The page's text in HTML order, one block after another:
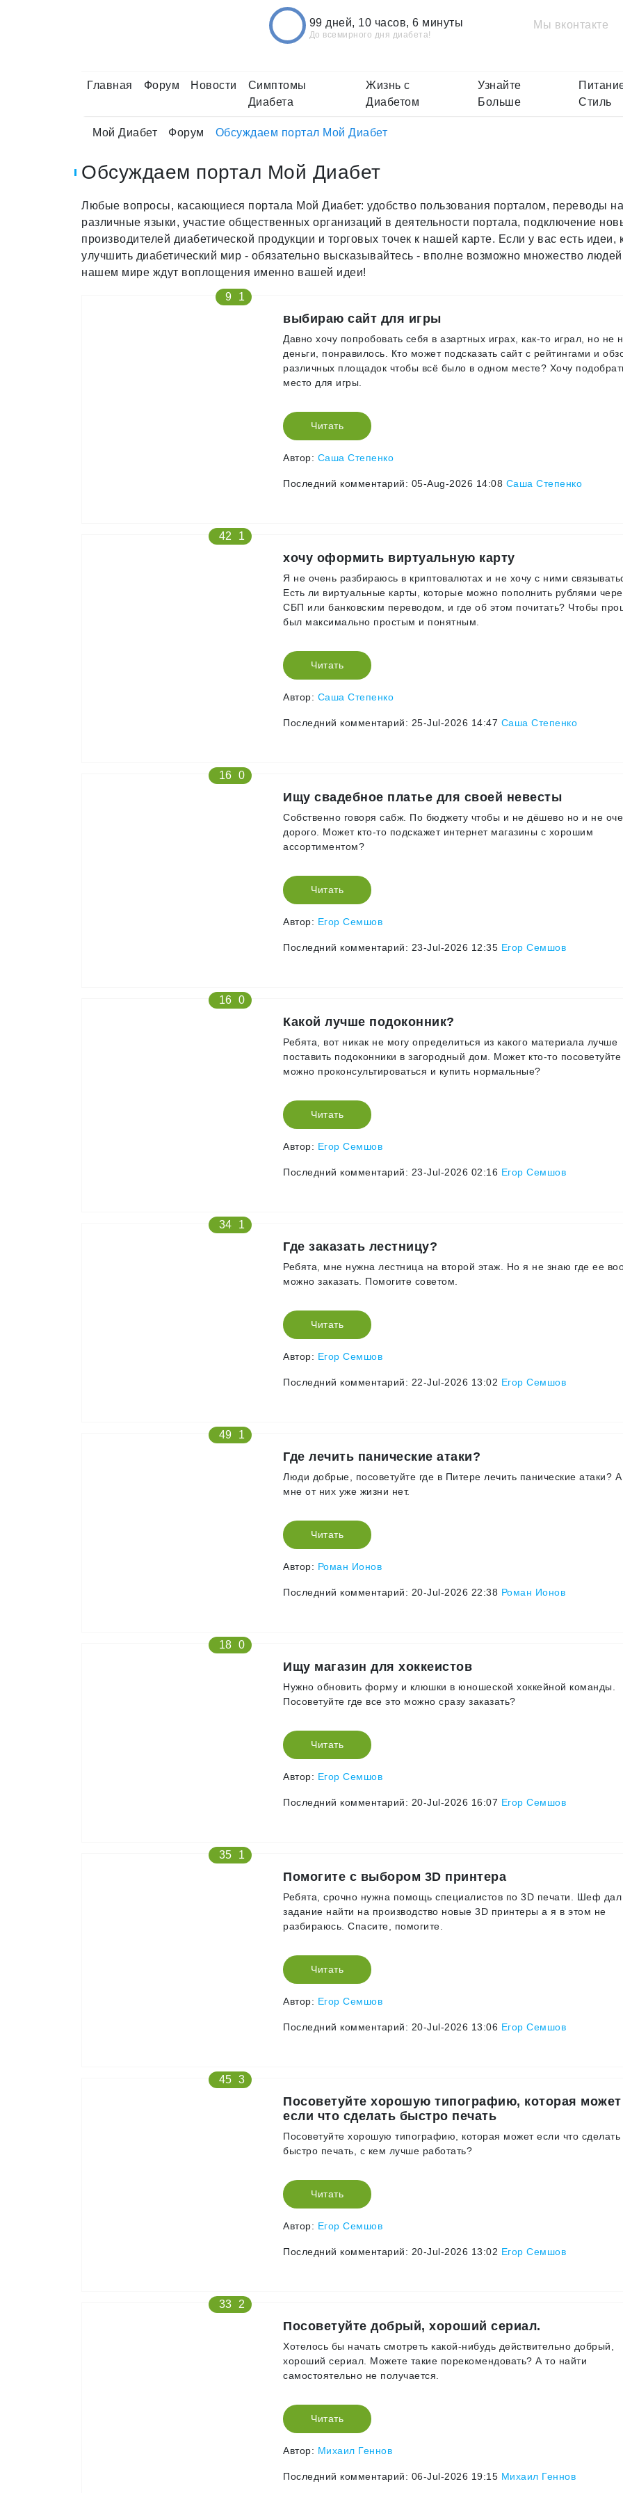
99 дней, 10 часов, 6 минуты
До всемирного дня диабета!
Мы вконтакте
Главная Форум Новости
Симптомы
Диабета
Жизнь с
Диабетом
Узнайте
Больше
Стиль
Мой Диабет Форум Обсуждаем портал Мой Диабет
Обсуждаем портал Мой Диабет
Любые вопросы, касающиеся портала Мой Диабет: удобство пользования порталом, переводы на
различные языки, участие общественных организаций в деятельности портала, подключение
производителей диабетической продукции и торговых точек к нашей карте. Если у вас есть идеи,
улучшить диабетический мир - обязательно высказывайтесь - вполне возможно множество
нашем мире ждут воплощения именно вашей идеи!
9 1
выбираю сайт для игры
Давно хочу попробовать себя в азартных играх, как-то играл, но не
деньги, понравилось. Кто может подсказать сайт с рейтингами и
различных площадок чтобы всё было в одном месте? Хочу
место для игры.
Читать
Автор: Саша Степенко
Последний комментарий: 05-Aug-2026 14:08 Саша Степенко
42 1
хочу оформить виртуальную карту
Я не очень разбираюсь в криптовалютах и не хочу с ними
Есть ли виртуальные карты, которые можно пополнить рублями
СБП или банковским переводом, и где об этом почитать? Чтобы
был максимально простым и понятным.
Читать
Автор: Саша Степенко
Последний комментарий: 25-Jul-2026 14:47 Саша Степенко
16 0
Ищу свадебное платье для своей невесты
Собственно говоря сабж. По бюджету чтобы и не дёшево но и не
дорого. Может кто-то подскажет интернет магазины с хорошим
ассортиментом?
Читать
Автор: Егор Семшов
Последний комментарий: 23-Jul-2026 12:35 Егор Семшов
16 0
Какой лучше подоконник?
Ребята, вот никак не могу определиться из какого материала лучше
поставить подоконники в загородный дом. Может кто-то посоветуйте
можно проконсультироваться и купить нормальные?
Читать
Автор: Егор Семшов
Последний комментарий: 23-Jul-2026 02:16 Егор Семшов
34 1
Где заказать лестницу?
Ребята, мне нужна лестница на второй этаж. Но я не знаю где ее
можно заказать. Помогите советом.
Читать
Автор: Егор Семшов
Последний комментарий: 22-Jul-2026 13:02 Егор Семшов
49 1
Где лечить панические атаки?
Люди добрые, посоветуйте где в Питере лечить панические атаки? А
мне от них уже жизни нет.
Читать
Автор: Роман Ионов
Последний комментарий: 20-Jul-2026 22:38 Роман Ионов
18 0
Ищу магазин для хоккеистов
Нужно обновить форму и клюшки в юношеской хоккейной команды.
Посоветуйте где все это можно сразу заказать?
Читать
Автор: Егор Семшов
Последний комментарий: 20-Jul-2026 16:07 Егор Семшов
35 1
Помогите с выбором 3D принтера
Ребята, срочно нужна помощь специалистов по 3D печати. Шеф дал
задание найти на производство новые 3D принтеры а я в этом не
разбираюсь. Спасите, помогите.
Читать
Автор: Егор Семшов
Последний комментарий: 20-Jul-2026 13:06 Егор Семшов
45 3
Посоветуйте хорошую типографию, которая может
если что сделать быстро печать
Посоветуйте хорошую типографию, которая может если что сделать
быстро печать, с кем лучше работать?
Читать
Автор: Егор Семшов
Последний комментарий: 20-Jul-2026 13:02 Егор Семшов
33 2
Посоветуйте добрый, хороший сериал.
Хотелось бы начать смотреть какой-нибудь действительно добрый,
хороший сериал. Можете такие порекомендовать? А то найти
самостоятельно не получается.
Читать
Автор: Михаил Геннов
Последний комментарий: 06-Jul-2026 19:15 Михаил Геннов